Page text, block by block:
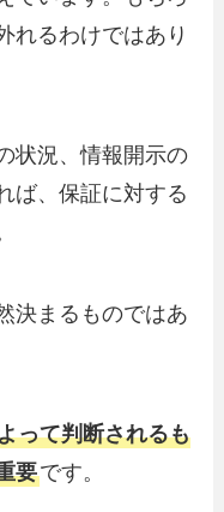
れるわけではあり
状況、情報開示の
ば、保証に対する
決まるものではあ
って判断されるも
要です。